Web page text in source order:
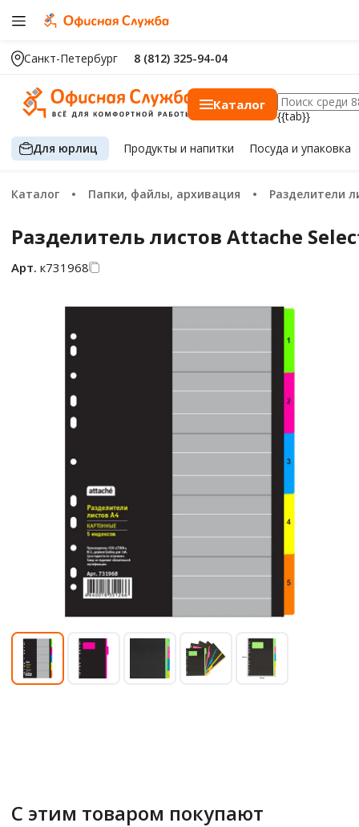
Санкт-Петербург 8 (812) 325-94-04
Каталог
{{tab}}
Для юрлиц Продуктыи напитки Посуда и упаковка
Каталог Папки, файлы, архивация Разделители
Разделитель листов Attache
Арт. к731968
С этим товаром покупают